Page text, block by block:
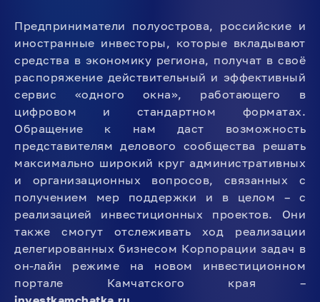
Предприниматели полуострова, российские и
иностранные инвесторы, которые вкладывают
средства в экономику региона, получат в своё
распоряжение действительный и эффективный
сервис «одного окна», работающего в
цифровом и стандартном форматах.
Обращение к нам даст возможность
представителям делового сообщества решать
максимально широкий круг административных
и организационных вопросов, связанных с
получением мер поддержки и в целом – с
реализацией инвестиционных проектов. Они
также смогут отслеживать ход реализации
делегированных бизнесом Корпорации задач в
он-лайн режиме на новом инвестиционном
портале Камчатского края –